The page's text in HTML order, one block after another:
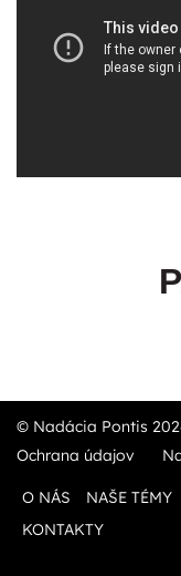
© Nadácia Pontis
Ochrana údajov
O NÁS NAŠE TÉMY
KONTAKTY